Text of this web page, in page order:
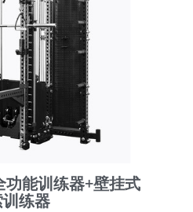
能训练器+壁挂式
练器